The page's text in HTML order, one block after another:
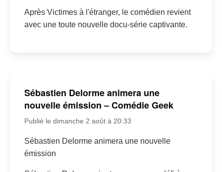
Après Victimes à l'étranger, le comédien revient
avec une toute nouvelle docu-série captivante.
Sébastien Delorme animera une
nouvelle émission – Comédie Geek
Publié le dimanche 2 août à 20:33
Sébastien Delorme animera une nouvelle
émission